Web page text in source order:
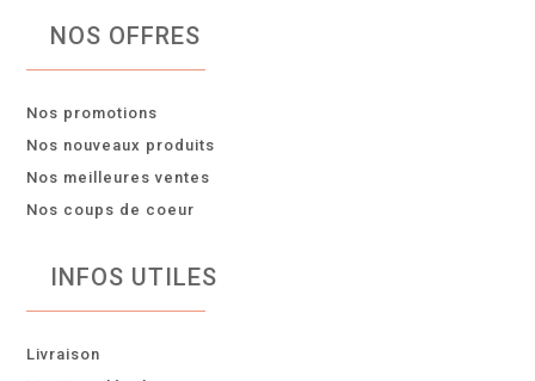
NOS OFFRES
Nos promotions
Nos nouveaux produits
Nos meilleures ventes
Nos coups de coeur
INFOS UTILES
Livraison